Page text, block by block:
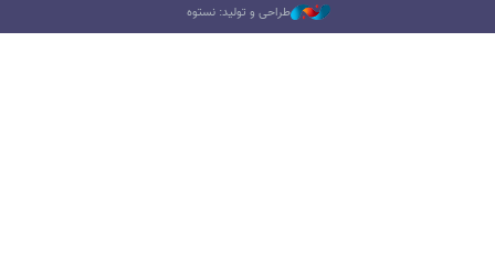
طراحی و تولید: نستوه